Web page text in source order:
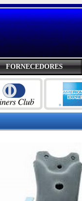
FORNECEDORES